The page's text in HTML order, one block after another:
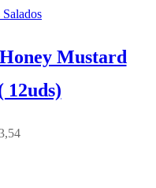
Salados
Mustard
12uds)